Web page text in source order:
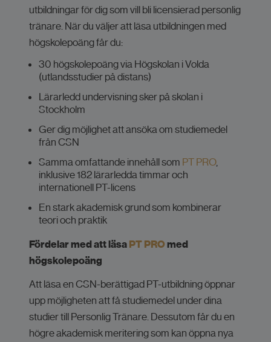
utbildningar för dig som vill bli licensierad personlig
tränare. När du väljer att läsa utbildningen med
högskolepoäng får du:
30 högskolepoäng via Högskolan i Volda
(utlandsstudier på distans)
Lärarledd undervisning sker på skolan i
Stockholm
Ger dig möjlighet att ansöka om studiemedel
från CSN
Samma omfattande innehåll som PT PRO,
inklusive 182 lärarledda timmar och
internationell PT-licens
En stark akademisk grund som kombinerar
teori och praktik
Fördelar med att läsaPT PROmed
högskolepoäng
Att läsa en CSN-berättigad PT-utbildning öppnar
upp möjligheten att få studiemedel under dina
studier till Personlig Tränare. Dessutom får du en
högre akademisk meritering som kan öppna nya